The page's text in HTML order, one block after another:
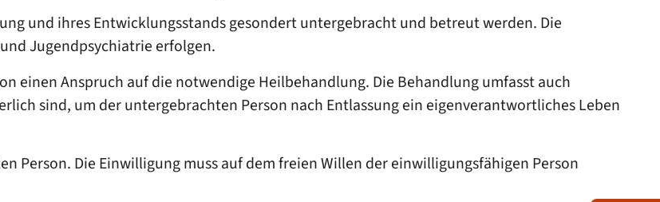
und ihres Entwicklungsstands gesondert untergebracht und betreut werden. Die
Jugendpsychiatrie erfolgen.
einen Anspruch auf die notwendige Heilbehandlung. Die Behandlung umfasst auch
sind, um der untergebrachten Person nach Entlassung ein eigenverantwortliches Leben
Person. Die Einwilligung muss auf dem freien Willen der einwilligungsfähigen Person